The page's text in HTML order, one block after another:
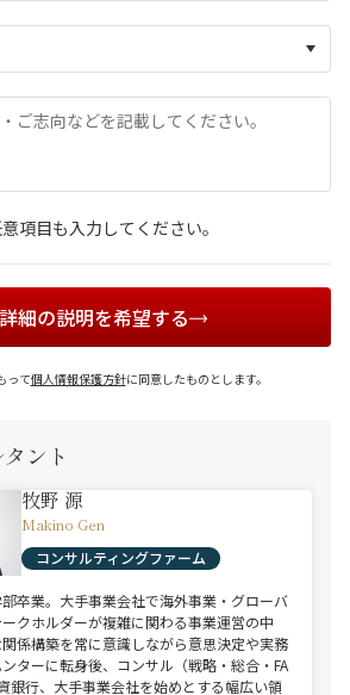
項目も入力してください。
細の説明を希望する
って個人情報保護方針に同意したものとします。
ント
牧野 源
Makino Gen
コンサルティングファーム
卒業。大手事業会社で海外事業・グローバ
クホルダーが複雑に関わる事業運営の中
係構築を常に意識しながら意思決定や実務
ターに転身後、コンサル（戦略・総合・FA
銀行、大手事業会社を始めとする幅広い領